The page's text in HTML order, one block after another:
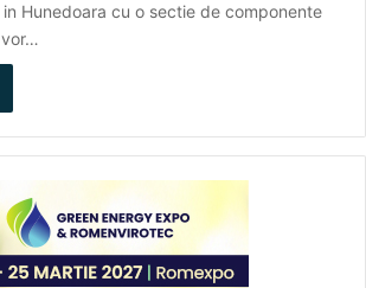
Hunedoara cu o sectie de componente